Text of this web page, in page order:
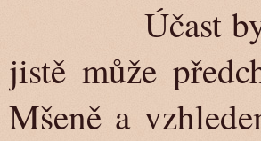
Účast byla
jistě může
Mšeně a